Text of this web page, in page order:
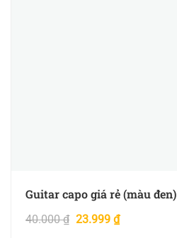
Guitar capo giá rẻ (màu đen)
40.000₫ 23.999 ₫